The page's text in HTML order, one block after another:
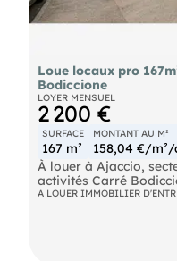
Loue locaux pro
Bodiccione
LOYER MENSUEL
2 200 €
SURFACE
167 m²
MONTANT AU M²
158,04 €/m²/
À louer à Ajaccio,
activités Carré
d’une surface de 167
Caractéristiques :
lumineux et spacieux
Forte visibilité Accès
A LOUER IMMOBILIER